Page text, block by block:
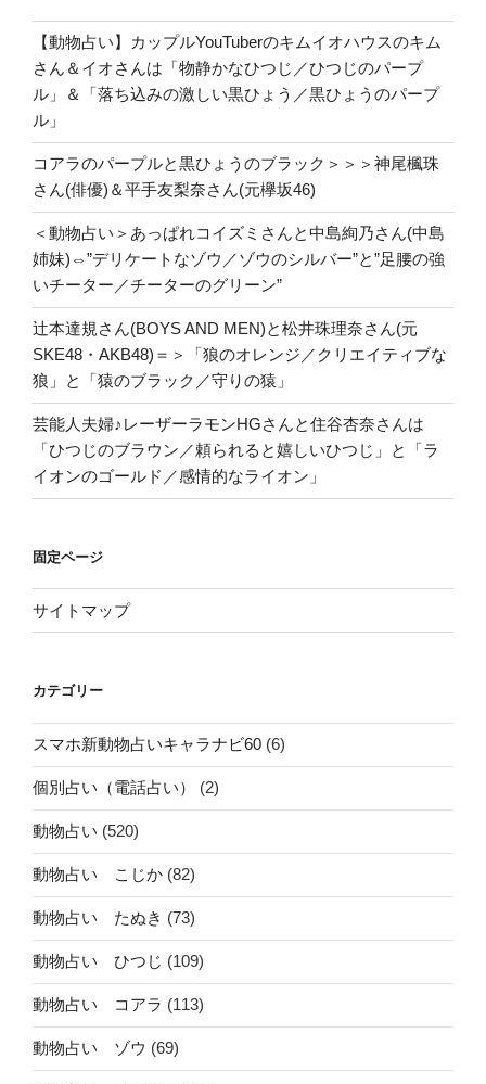
【動物占い】カップルYouTuberのキムイオハウスのキム
さん＆イオさんは「物静かなひつじ／ひつじのパープ
ル」＆「落ち込みの激しい黒ひょう／黒ひょうのパープ
ル」
コアラのパープルと黒ひょうのブラック＞＞＞神尾楓珠
さん(俳優)＆平手友梨奈さん(元欅坂46)
＜動物占い＞あっぱれコイズミさんと中島絢乃さん(中島
姉妹)⇔”デリケートなゾウ／ゾウのシルバー”と”足腰の強
いチーター／チーターのグリーン”
辻本達規さん(BOYS AND MEN)と松井珠理奈さん(元
SKE48・AKB48)＝＞「狼のオレンジ／クリエイティブな
狼」と「猿のブラック／守りの猿」
芸能人夫婦♪レーザーラモンHGさんと住谷杏奈さんは
「ひつじのブラウン／頼られると嬉しいひつじ」と「ラ
イオンのゴールド／感情的なライオン」
固定ページ
サイトマップ
カテゴリー
スマホ新動物占いキャラナビ60 (6)
個別占い（電話占い） (2)
動物占い (520)
動物占い こじか (82)
動物占い たぬき (73)
動物占い ひつじ (109)
動物占い コアラ (113)
動物占い ゾウ (69)